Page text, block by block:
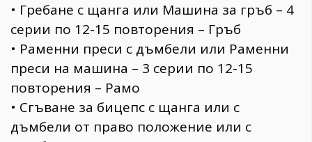
• Гребане с щанга или Машина за гръб – 4
серии по 12-15 повторения – Гръб
• Раменни преси с дъмбели или Раменни
преси на машина – 3 серии по 12-15
повторения – Рамо
• Сгъване за бицепс с щанга или с
дъмбели от право положение или с